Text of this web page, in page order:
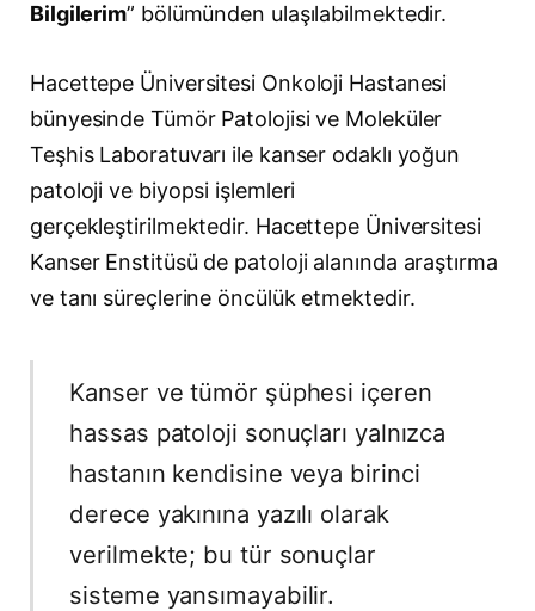
Bilgilerim” bölümünden ulaşılabilmektedir.
Hacettepe Üniversitesi Onkoloji Hastanesi
bünyesinde Tümör Patolojisi ve Moleküler
Teşhis Laboratuvarı ile kanser odaklı yoğun
patoloji ve biyopsi işlemleri
gerçekleştirilmektedir. Hacettepe Üniversitesi
Kanser Enstitüsü de patoloji alanında araştırma
ve tanı süreçlerine öncülük etmektedir.
Kanser ve tümör şüphesi içeren
hassas patoloji sonuçları yalnızca
hastanın kendisine veya birinci
derece yakınına yazılı olarak
verilmekte; bu tür sonuçlar
sisteme yansımayabilir.